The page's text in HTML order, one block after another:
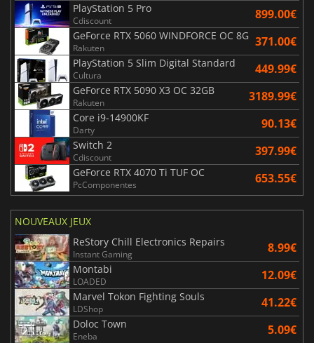
PlayStation 5 Pro
Cdiscount 899.00€
GeForce RTX 5060 WINDFORCE OC 8G
Rakuten 371.00€
PlayStation 5 Slim Digital Standard
Cultura 449.99€
GeForce RTX 5090 X3 OC 32GB
Rakuten 3189.99€
Core i9-14900KF
Darty 90.13€
Switch 2
Cdiscount 397.99€
GeForce RTX 4070 Ti TUF OC
PcComponentes 653.55€
NOUVEAUX JEUX
ReStory Chill Electronics Repairs
Instant Gaming 8.99€
Montabi
LOADED 12.09€
Marvel Tokon Fighting Souls
LDShop 41.22€
Doloc Town
Eneba 5.09€